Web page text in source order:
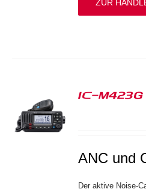
ZUR
IC-M423G
ANC und
Der aktive Noise-